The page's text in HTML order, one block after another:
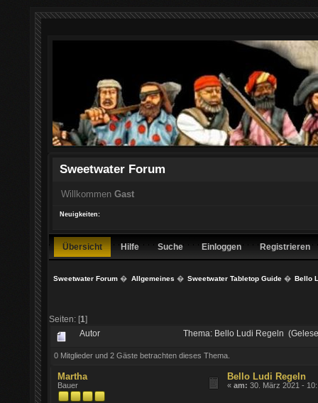
Sweetwater Forum
Willkommen Gast
Neuigkeiten:
Übersicht Hilfe Suche Einloggen Registrieren
Sweetwater Forum � Allgemeines � Sweetwater Tabletop Guide� Bello
Seiten: [1]
Autor Thema: Bello Ludi Regeln
0 Mitglieder und 2 Gäste betrachten dieses Thema.
Martha
Bauer
Bello Ludi Regeln
«am: 30. März 2021 -